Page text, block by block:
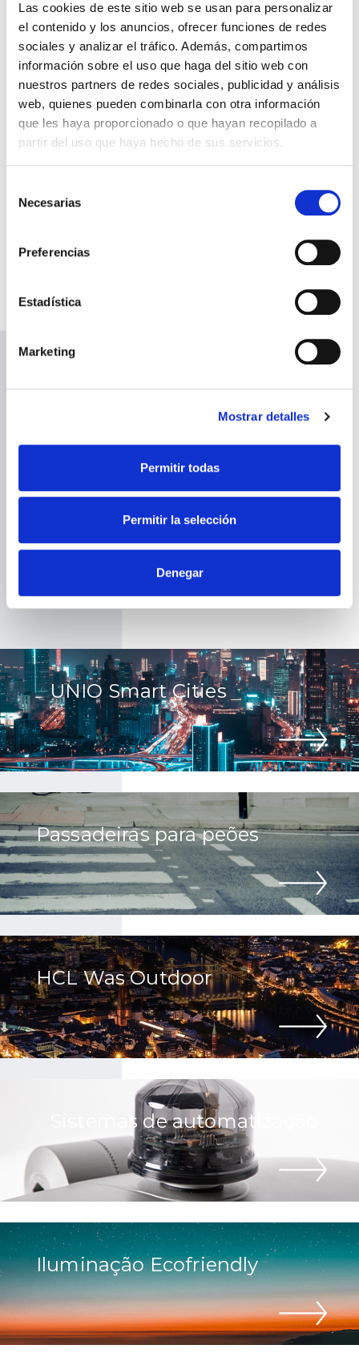
Las cookies de este sitio web se usan para personalizar
el contenido y los anuncios, ofrecer funciones de redes
sociales y analizar el tráfico. Además, compartimos
información sobre el uso que haga del sitio web con
nuestros partners de redes sociales, publicidad y análisis
web, quienes pueden combinarla con otra información
que les haya proporcionado o que hayan recopilado a
partir del uso que haya hecho de sus servicios.
Necesarias
Preferencias
Estadística
Marketing
Mostrar detalles
Permitir todas
Permitir la selección
Denegar
9.AUTO-ESTRADAS / VIAS RÁPIDAS
Especialistas no
desenvolvimento
de iluminação
inteligente
poupança energética e
permitam conceberprojetos inteligentes e
eficientespara os clientes, proporcionando-lhes
o máximo valor acrescentado.
UNIO Smart Cities
Passadeiras para peões
HCL Was Outdoor
Sistemas de automatização
Iluminação Ecofriendly